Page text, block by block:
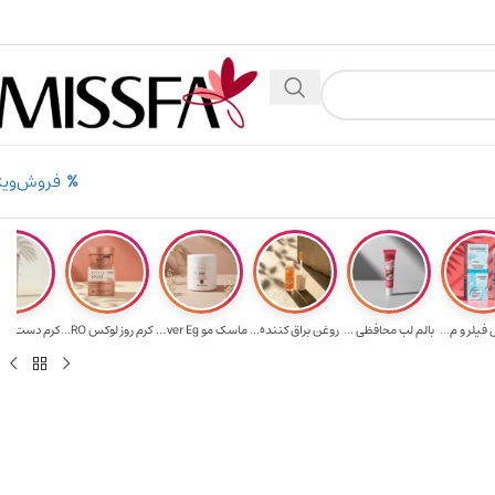
۲٪ تخفیف روی سبد خرید برای روش کارت به کارت
فیلر و م... بالم لب محافظی ... روغن براق کننده... ماسک مو Ever Eg... کرم روز لوکس RO...